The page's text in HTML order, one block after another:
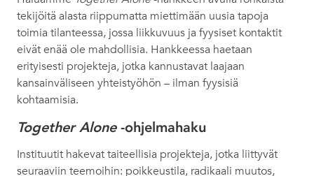
tekijöitä alasta riippumatta miettimään uusia tapoja
toimia tilanteessa, jossa liikkuvuus ja fyysiset kontaktit
eivät enää ole mahdollisia. Hankkeessa haetaan
erityisesti projekteja, jotka kannustavat laajaan
kansainväliseen yhteistyöhön – ilman fyysisiä
kohtaamisia.
Together Alone-ohjelmahaku
Instituutit hakevat taiteellisia projekteja, jotka liittyvät
seuraaviin teemoihin: poikkeustila, radikaali muutos,